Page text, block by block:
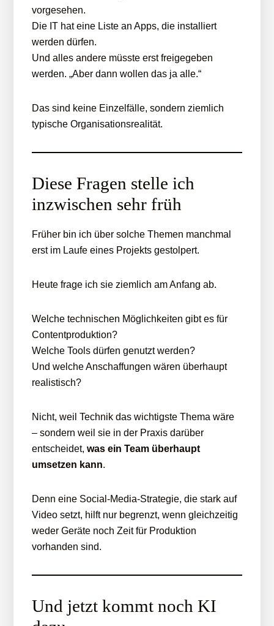
vorgesehen.
Die IT hat eine Liste an Apps, die installiert
werden dürfen.
Und alles andere müsste erst freigegeben
werden. „Aber dann wollen das ja alle.“
Das sind keine Einzelfälle, sondern ziemlich
typische Organisationsrealität.
Diese Fragen stelle ich
inzwischen sehr früh
Früher bin ich über solche Themen manchmal
erst im Laufe eines Projekts gestolpert.
Heute frage ich sie ziemlich am Anfang ab.
Welche technischen Möglichkeiten gibt es für
Contentproduktion?
Welche Tools dürfen genutzt werden?
Und welche Anschaffungen wären überhaupt
realistisch?
Nicht, weil Technik das wichtigste Thema wäre
– sondern weil sie in der Praxis darüber
entscheidet,was ein Team überhaupt
umsetzen kann.
Denn eine Social-Media-Strategie, die stark auf
Video setzt, hilft nur begrenzt, wenn gleichzeitig
weder Geräte noch Zeit für Produktion
vorhanden sind.
Und jetzt kommt noch KI